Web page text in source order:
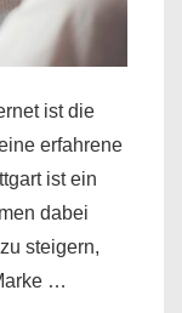
ist die
erfahrene
ist ein
dabei
steigern,
…